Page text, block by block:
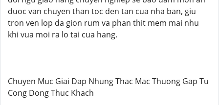
duoc van chuyen than toc den tan cua nha ban, giu
tron ven lop da gion rum va phan thit mem mai nhu
khi vua moi ra lo tai cua hang.
Chuyen Muc Giai Dap Nhung Thac Mac Thuong Gap Tu
Cong Dong Thuc Khach